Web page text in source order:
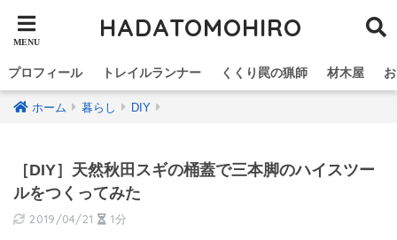
HADATOMOHIRO
プロフィール トレイルランナー くくり罠の猟師 材木屋
ホーム 暮らし DIY
［DIY］天然秋田スギの桶蓋で三本脚のハイスツー
ルをつくってみた
2019/04/21 1分